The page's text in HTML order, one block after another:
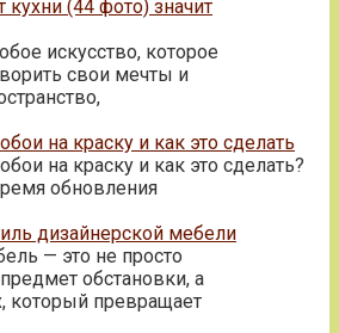
(44 фото) значит
искусство, которое
свои мечты и
на краску и как это сделать
на краску и как это сделать?
обновления
дизайнерской мебели
— это не просто
обстановки, а
который превращает